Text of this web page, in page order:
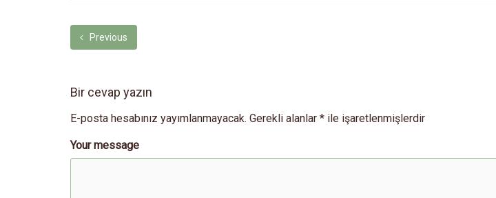
Previous
Bir cevap yazın
E-posta hesabınız yayımlanmayacak. Gerekli alanlar * ile işaretlenmişlerdir
Your message